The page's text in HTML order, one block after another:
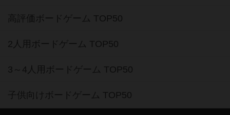
高評価ボードゲーム TOP50
2人用ボードゲーム TOP50
3～4人用ボードゲーム TOP50
子供向けボードゲーム TOP50